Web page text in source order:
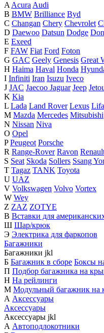
A Acura Audi
B BMW Brilliance Byd
C Changan Chery Chevrolet
D Daewoo Datsun Dodge
E Exeed
F FAW Fiat Ford Foton
G GAC Geely Genesis Great
H Haima Haval Honda
I Infiniti Iran Isuzu Iveco
J JAC Jaecoo Jaguar Jeep
K Kia
L Lada Land Rover Lexus
M Mazda Mercedes Mitsubishi
N Nissan Niva
O Opel
P Peugeot Porsche
R Range-Rover Ravon
S Seat Skoda Sollers Ssang
T Tagaz TANK Toyota
U UAZ
V Volkswagen Volvo Vortex
W Wey
Z ZAZ ZOTYE
В Вставки для
Ш Шар/крюк
Э Электрика для фаркопов
Багажники
Багажники jkl
Б Багажник в сборе Боксы
П Подбор багажника на
Н На рейлинги
М Модульный багажник на
А Аксессуары
Аксессуары
Аксессуары jkl
А Автоподлокотники